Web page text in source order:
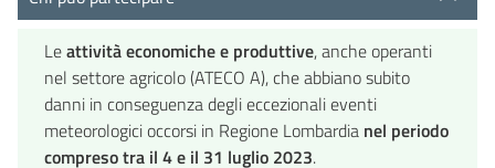
Leattività economiche e produttive, anche operanti
nel settore agricolo (ATECO A), che abbiano subito
danni in conseguenza degli eccezionali eventi
meteorologici occorsi in Regione Lombardia nel periodo
compreso tra il 4 e il 31 luglio 2023.